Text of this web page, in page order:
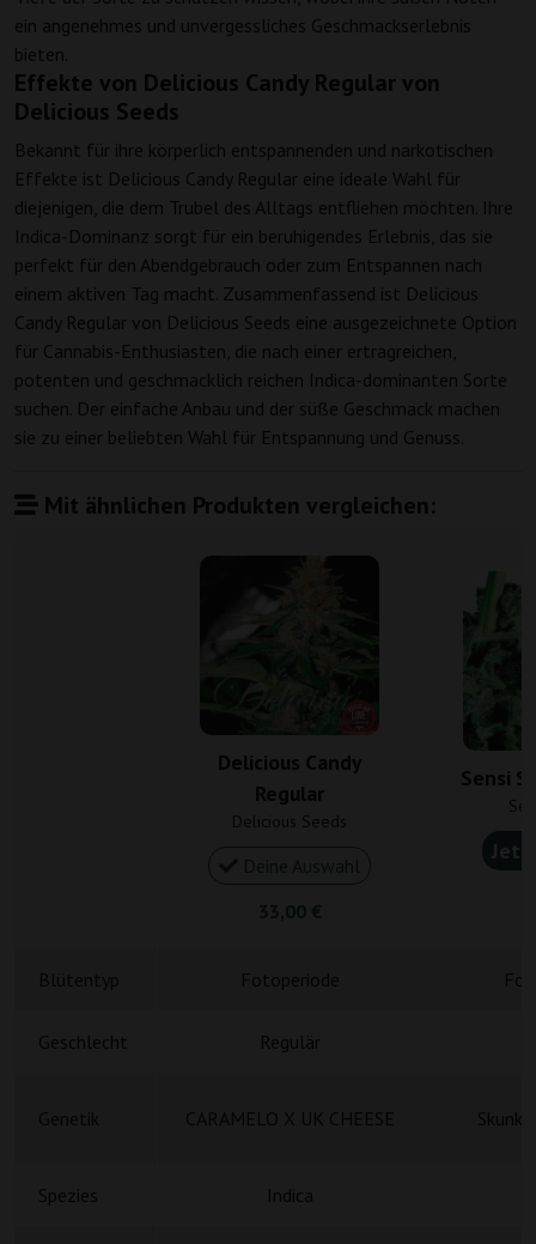
ein angenehmes und unvergessliches Geschmackserlebnis
bieten.
Effekte von Delicious Candy Regular von
Delicious Seeds
Bekannt für ihre körperlich entspannenden und narkotischen
Effekte ist Delicious Candy Regular eine ideale Wahl für
diejenigen, die dem Trubel des Alltags entfliehen möchten. Ihre
Indica-Dominanz sorgt für ein beruhigendes Erlebnis, das sie
perfekt für den Abendgebrauch oder zum Entspannen nach
einem aktiven Tag macht. Zusammenfassend ist Delicious
Candy Regular von Delicious Seeds eine ausgezeichnete Option
für Cannabis-Enthusiasten, die nach einer ertragreichen,
potenten und geschmacklich reichen Indica-dominanten Sorte
suchen. Der einfache Anbau und der süße Geschmack machen
sie zu einer beliebten Wahl für Entspannung und Genuss.
Mit ähnlichen Produkten vergleichen:
Delicious Candy
Regular
Delicious Seeds
Sensi
Geschlecht Regulär
Spezies Indica